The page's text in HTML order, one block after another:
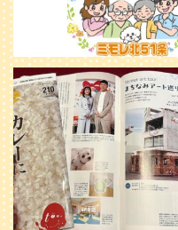
本日発売のオトンvol.210号に掲
れました！...
28 1